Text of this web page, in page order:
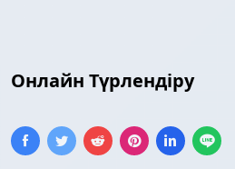
Онлайн Түрлендіру